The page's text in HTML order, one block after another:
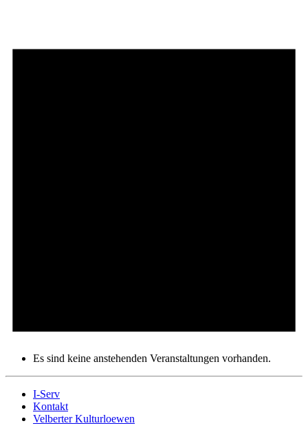
Es sind keine anstehenden Veranstaltungen vorhanden.
I-Serv
Kontakt
Velberter Kulturloewen